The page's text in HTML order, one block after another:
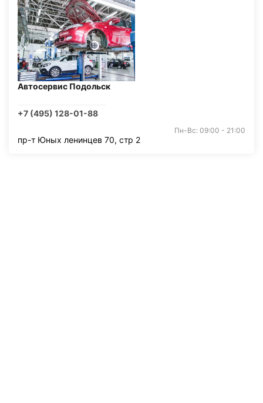
Автосервис Подольск
+7 (495) 128-01-88
Пн-Вс: 09:00 - 21:00
пр-т Юных ленинцев 70, стр 2